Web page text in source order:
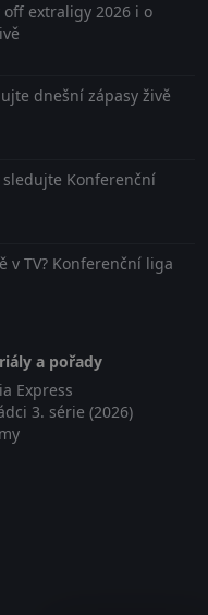
extraligy 2026 i o
dnešní zápasy živě
sledujte Konferenční
v TV? Konferenční liga
a pořady
Express
3. série (2026)